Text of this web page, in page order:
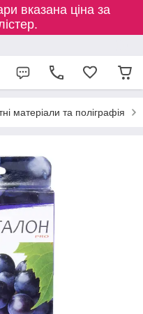
вказана ціна за
матеріали та поліграфія